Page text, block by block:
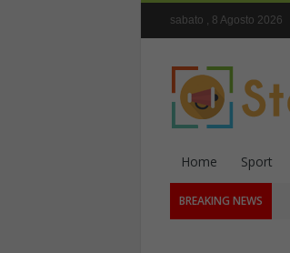
sabato , 8 Agosto 2026
Home Sport
BREAKING NEWS